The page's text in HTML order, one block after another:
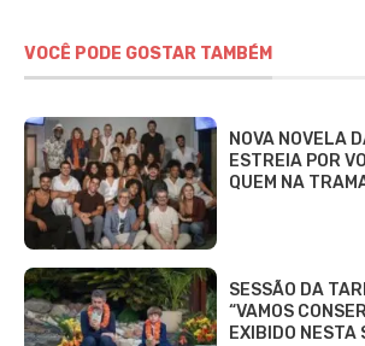
VOCÊ PODE GOSTAR TAMBÉM
NOVA NOVELA
ESTREIA POR
QUEM NA
SESSÃO DA
“VAMOS
EXIBIDO NESTA